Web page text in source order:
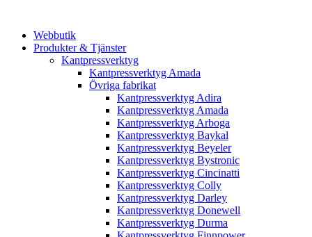
Webbutik
Produkter & Tjänster
Kantpressverktyg
Kantpressverktyg Amada
Övriga fabrikat
Kantpressverktyg Adira
Kantpressverktyg Amada
Kantpressverktyg Arboga
Kantpressverktyg Baykal
Kantpressverktyg Beyeler
Kantpressverktyg Bystronic
Kantpressverktyg Cincinatti
Kantpressverktyg Colly
Kantpressverktyg Darley
Kantpressverktyg Donewell
Kantpressverktyg Durma